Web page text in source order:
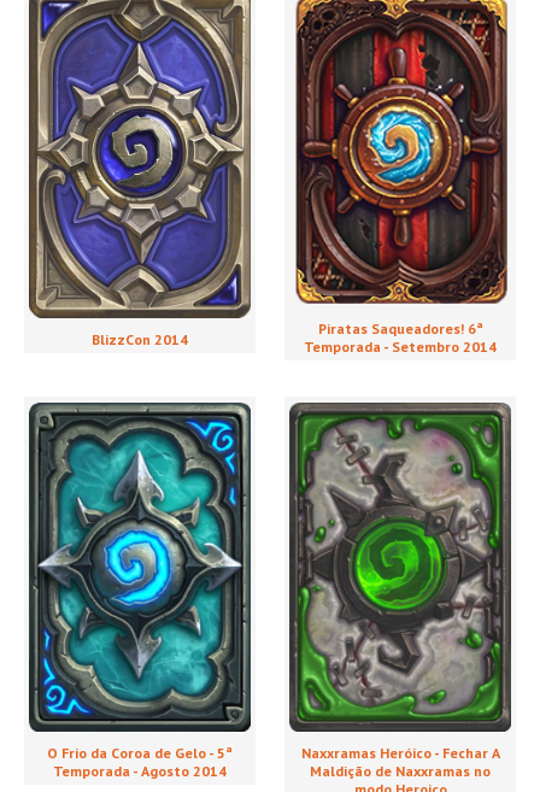
BlizzCon 2014
Piratas Saqueadores! 6ª
Temporada - Setembro 2014
O Frio da Coroa de Gelo - 5ª
Temporada - Agosto 2014
Naxxramas Heróico - Fechar A
Maldição de Naxxramas no